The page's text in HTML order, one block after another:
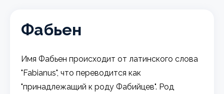
Фабьен
Имя Фабьен происходит от латинского слова
"Fabianus", что переводится как
"принадлежащий к роду Фабийцев". Род